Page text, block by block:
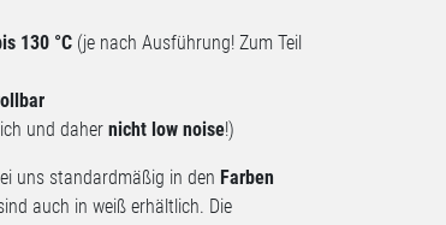
130 °C (je nach Ausführung! Zum Teil
und daher nicht low noise!)
uns standardmäßig in den Farben
auch in weiß erhältlich. Die